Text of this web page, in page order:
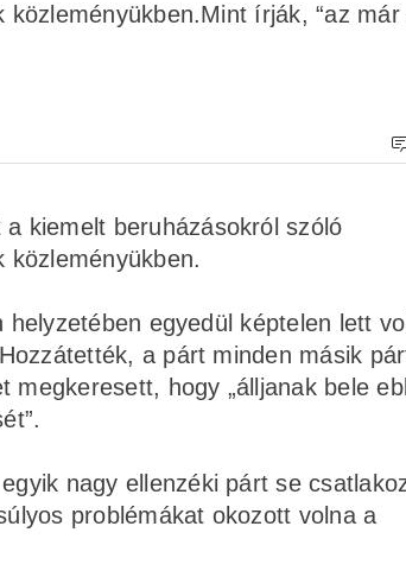
írják, “az már
kiemelt beruházásokról szóló
egyedül képtelen lett
a párt minden másik
hogy „álljanak bele
nagy ellenzéki párt se
problémákat okozott volna a